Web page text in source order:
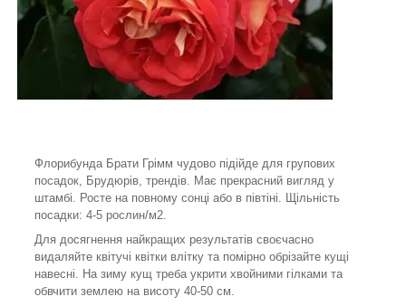
Флорибунда Брати Грімм чудово підійде для групових
посадок, Брудюрів, трендів. Має прекрасний вигляд у
штамбі. Росте на повному сонці або в півтіні. Щільність
посадки: 4-5 рослин/м2.
Для досягнення найкращих результатів своєчасно
видаляйте квітучі квітки влітку та помірно обрізайте кущі
навесні. На зиму кущ треба укрити хвойними гілками та
обвчити землею на висоту 40-50 см.